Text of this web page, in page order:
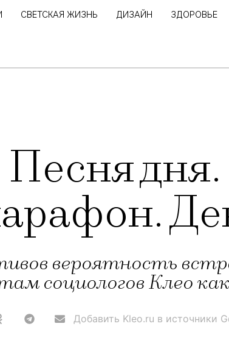
СВЕТСКАЯ ЖИЗНЬ ДИЗАЙН ЗДОРОВЬЕ
дня.
вероятность
социологов Клео
Добавить Kleo.ru в источники